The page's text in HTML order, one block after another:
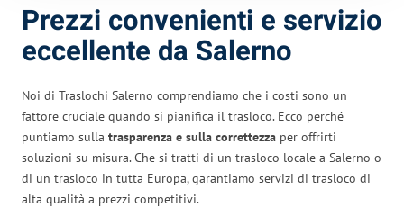
Prezzi convenienti e servizio
eccellente da Salerno
Noi di Traslochi Salerno comprendiamo che i costi sono un
fattore cruciale quando si pianifica il trasloco. Ecco perché
puntiamo sulla trasparenza e sulla correttezza per offrirti
soluzioni su misura. Che si tratti di un trasloco locale a Salerno o
di un trasloco in tutta Europa, garantiamo servizi di trasloco di
alta qualità a prezzi competitivi.